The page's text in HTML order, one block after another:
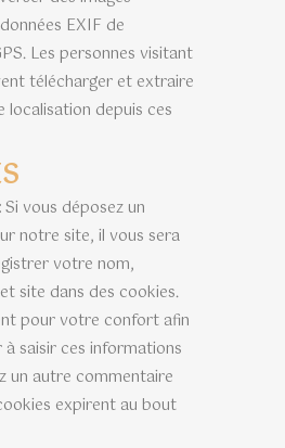
EXIF de
Les personnes visitant
télécharger et extraire
localisation depuis ces
Si vous déposez un
notre site, il vous sera
votre nom,
site dans des cookies.
pour votre confort afin
à saisir ces informations
un autre commentaire
expirent au bout